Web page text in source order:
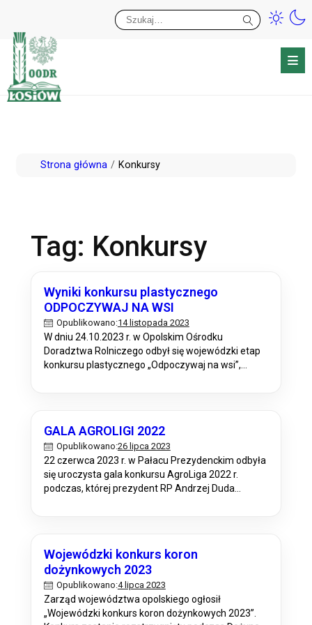
PrzejdźStrona główna Konkursy
Tag: Konkursy
Wyniki konkursu plastycznego
ODPOCZYWAJ NA WSI
Opublikowano:14 listopada 2023
W dniu 24.10.2023 r. w Opolskim Ośrodku
Doradztwa Rolniczego odbył się wojewódzki etap
konkursu plastycznego „Odpoczywaj na wsi”,
walorów naturalnych, dziedzictwa kulturowego i
kulinarnego oraz różnorodności przyrodniczej
obszarów wiejskich; Kreowanie wizerunku
obszarów wiejskich…
GALA AGROLIGI 2022
Opublikowano:26 lipca 2023
22 czerwca 2023 r. w Pałacu Prezydenckim odbyła
się uroczysta gala konkursu AgroLiga 2022 r.
podczas, której prezydent RP Andrzej Duda
Goetz ze Strzeleczek w powiecie krapkowickim, a
w kategorii FIRMY przedsiębiorstwo…
Wojewódzki konkurs koron
dożynkowych 2023
Opublikowano:4 lipca 2023
Zarząd województwa opolskiego ogłosił
„Wojewódzki konkurs koron dożynkowych 2023”.